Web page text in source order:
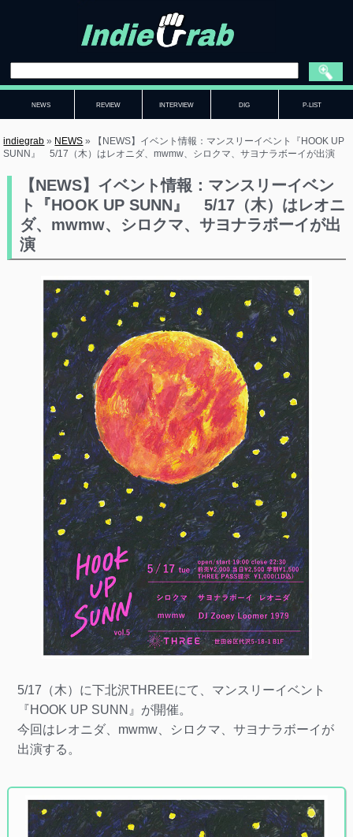
NEWS REVIEW INTERVIEW DIG P-LIST
indiegrab » NEWS »
【NEWS】イベント情報：マンスリーイベント『HOOK UP
SUNN』 5/17（木）はレオニダ、mwmw、シロクマ、サヨナラボーイが出演
【NEWS】イベント情報：マンスリーイベン
ト『HOOK UP SUNN』 5/17（木）はレオニ
ダ、mwmw、シロクマ、サヨナラボーイが出
演
5/17（木）に下北沢THREEにて、マンスリーイベント
『HOOK UP SUNN』が開催。
今回はレオニダ、mwmw、シロクマ、サヨナラボーイが
出演する。